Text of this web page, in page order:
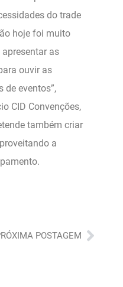
do trade
hoje foi muito
as
ouvir as
de eventos”,
CID Convenções,
também criar
a
POSTAGEM